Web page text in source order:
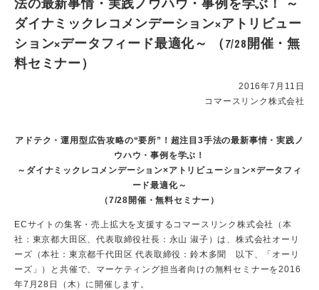
ダイナミックレコメンデーション×アトリビュー
ション×データフィード最適化～ （7/28開催・無
料セミナー）
2016年7月11日
コマースリンク株式会社
アドテク・運用型広告攻略の“要所”！超注目3手法の最新事情・実践ノ
ウハウ・事例を学ぶ！
～ダイナミックレコメンデーション×アトリビューション×データフィ
ード最適化～
（7/28開催・無料セミナー）
ECサイトの集客・売上拡大を支援するコマースリンク株式会社（本
社：東京都大田区、代表取締役社長：永山 淑子）は、株式会社オーリ
ーズ（本社：東京都千代田区 代表取締役：鈴木多聞 以下、「オーリ
ーズ」）と共催で、マーケティング担当者向けの無料セミナーを2016
年7月28日（木）に開催します。